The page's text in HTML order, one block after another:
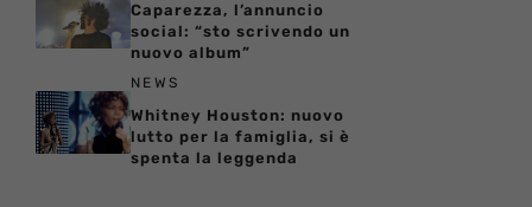
Caparezza, l’annuncio
social: “sto scrivendo un
nuovo album”
NEWS
Whitney Houston: nuovo
lutto per la famiglia, si è
spenta la leggenda